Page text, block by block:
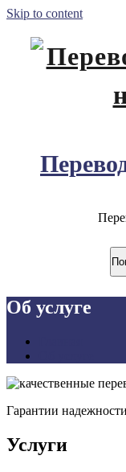
Skip to content
Об услуге
Гарантии надежности
Услуги